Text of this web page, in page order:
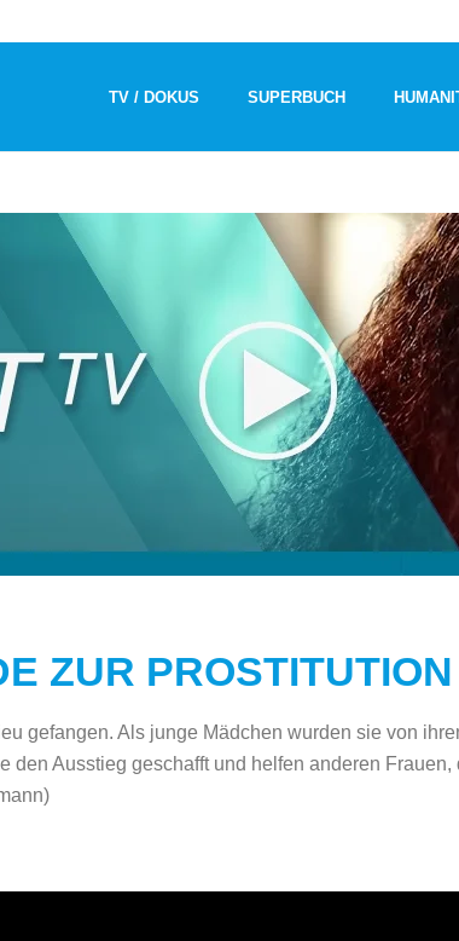
TV / DOKUS SUPERBUCH
ZUR
gefangen. Als junge Mädchen wurden sie von
den Ausstieg geschafft und helfen anderen